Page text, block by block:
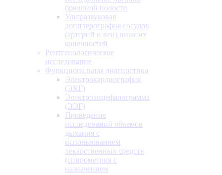
брюшной полости
Ультразвуковая
допплерография сосудов
(артерий и вен) нижних
конечностей
Рентгенологическое
исследование
Функциональная диагностика
Электрокардиография
(ЭКГ)
Электроэнцефалограмма
(ЭЭГ)
Проведение
исследований объемов
дыхания с
использованием
лекарственных средств
(спирометрия с
назначением